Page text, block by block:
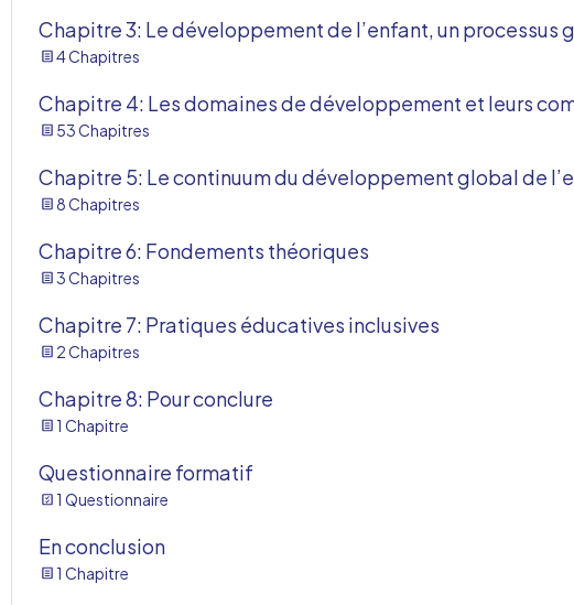
Chapitre 3: Le développement de l’enfant, un processus
4 Chapitres
Chapitre 4: Les domaines de développement et leurs
53 Chapitres
Chapitre 5: Le continuum du développement global de
8 Chapitres
Chapitre 6: Fondements théoriques
3 Chapitres
Chapitre 7: Pratiques éducatives inclusives
2 Chapitres
Chapitre 8: Pour conclure
1 Chapitre
Questionnaire formatif
1 Questionnaire
En conclusion
1 Chapitre